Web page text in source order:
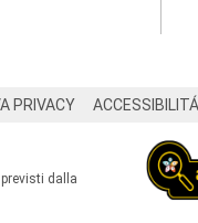
PRIVACY ACCESSIBILITÁ
dalla